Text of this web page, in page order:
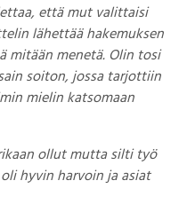
että mut valittaisi
lähettää hakemuksen
mitään menetä. Olin tosi
soiton, jossa tarjottiin
mielin katsomaan
ollut mutta silti työ
hyvin harvoin ja asiat